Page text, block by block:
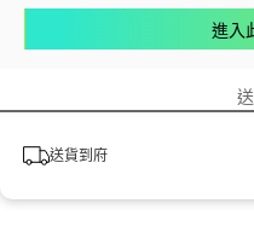
進入
送貨到府